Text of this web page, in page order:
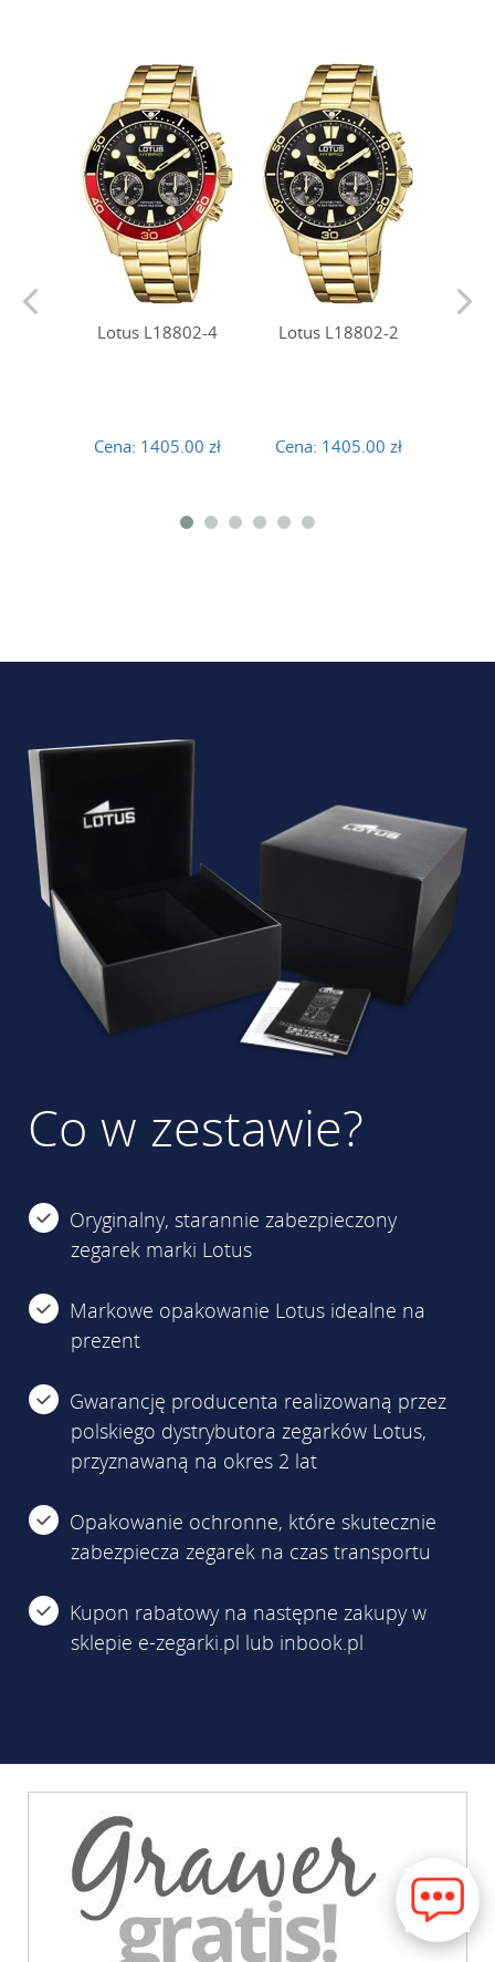
Lotus L18802-4
Cena: 1405.00 zł
Lotus L18802-2
Cena: 1405.00 zł
Co w zestawie?
Oryginalny, starannie zabezpieczony
zegarek marki Lotus
Markowe opakowanie Lotus idealne na
prezent
Gwarancję producenta realizowaną przez
polskiego dystrybutora zegarków Lotus,
przyznawaną na okres 2 lat
Opakowanie ochronne, które skutecznie
zabezpiecza zegarek na czas transportu
Kupon rabatowy na następne zakupy w
sklepie e-zegarki.pl lub inbook.pl